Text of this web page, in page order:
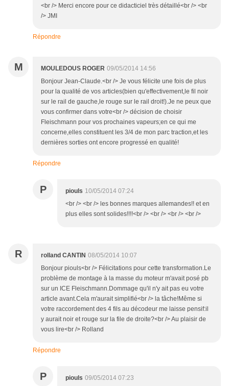
<br /> Merci encore pour ce didacticiel très détaillé<br /> <br
/> JMI
Répondre
M MOULEDOUS ROGER 09/05/2014 14:56
Bonjour Jean-Claude.<br /> Je vous félicite une fois de plus
pour la qualité de vos articles(bien qu'effectivement,le fil noir
sur le rail de gauche,le rouge sur le rail droit!).Je ne peux que
vous confirmer dans votre<br /> décision de choisir
Fleischmann pour vos prochaines vapeurs;en ce qui me
concerne,elles constituent les 3/4 de mon parc traction,et les
dernières sorties ont encore progressé en qualité!
Répondre
P piouls 10/05/2014 07:24
<br /> <br /> les bonnes marques allemandes!! et en
plus elles sont solides!!!!<br /> <br /> <br /> <br />
R rolland CANTIN 08/05/2014 10:07
Bonjour piouls<br /> Félicitations pour cette transformation.Le
problème de montage à la masse du moteur m'avait posé pb
sur un ICE Fleischmann.Dommage qu'il n'y ait pas eu votre
article avant.Cela m'aurait simplifié<br /> la tâche!Même si
votre raccordement des 4 fils au décodeur me laisse pensif:il
y aurait noir et rouge sur la file de droite?<br /> Au plaisir de
vous lire<br /> Rolland
Répondre
P piouls 09/05/2014 07:23